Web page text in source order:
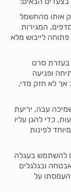
אותו מהחשמל
המגירות
לייבוש מלא
בעזרת סרט
ופגיעה
אך לא חזק מדי,
עבה, יריעת
כדי להגן עליו
לפינות
להשתמש בעגלה
ובגלגלים
על